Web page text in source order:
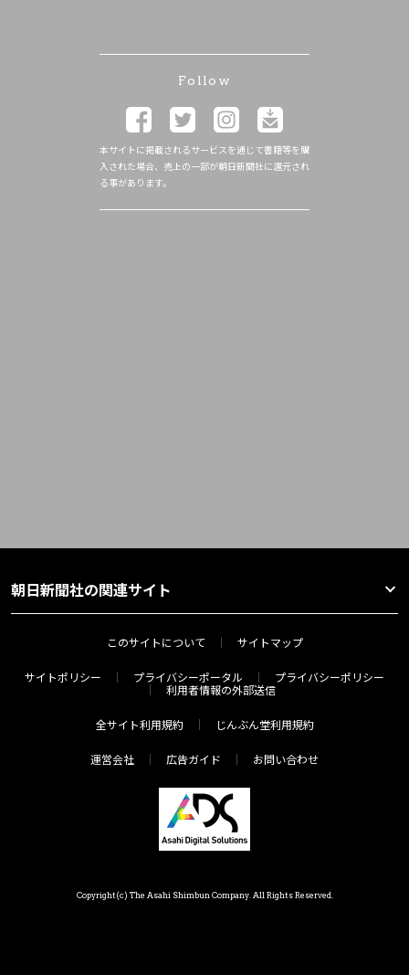
Follow
本サイトに掲載されるサービスを通じて書籍等を購
入された場合、売上の一部が朝日新聞社に還元され
る事があります。
朝日新聞社の関連サイト
このサイトについて サイトマップ
サイトポリシー プライバシーポータル
プライバシーポリシー
利用者情報の外部送信
全サイト利用規約 じんぶん堂利用規約
運営会社 広告ガイド お問い合わせ
Copyright(c) The Asahi Shimbun Company. All Rights Reserved.